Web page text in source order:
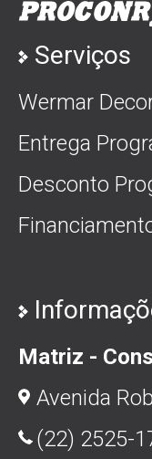
Serviços
Wermar
Entrega
Desconto
Matriz -
Avenida
(22) 2525-